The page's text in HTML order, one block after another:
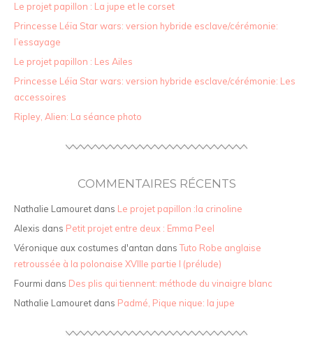
Le projet papillon : La jupe et le corset
Princesse Léïa Star wars: version hybride esclave/cérémonie:
l’essayage
Le projet papillon : Les Ailes
Princesse Léïa Star wars: version hybride esclave/cérémonie: Les
accessoires
Ripley, Alien: La séance photo
COMMENTAIRES RÉCENTS
Nathalie Lamouret dans Le projet papillon :la crinoline
Alexis dans Petit projet entre deux : Emma Peel
Véronique aux costumes d'antan dansTuto Robe anglaise
retroussée à la polonaise XVIIIe partie I (prélude)
Fourmi dans Des plis qui tiennent: méthode du vinaigre blanc
Nathalie Lamouret dans Padmé, Pique nique: la jupe